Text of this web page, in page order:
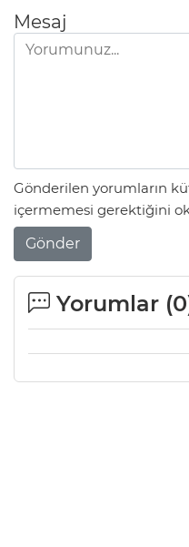
Mesaj
Gönderilen yorumların
içermemesi gerektiğini
Gönder
Yorumlar (0